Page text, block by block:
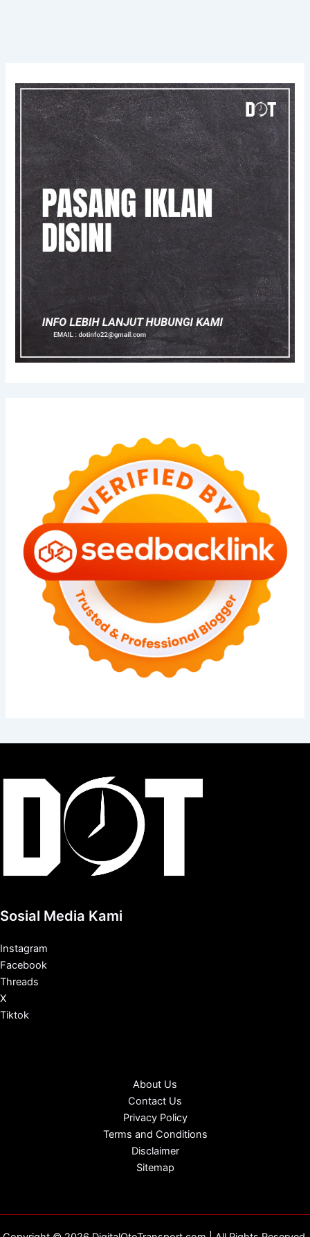
Sosial Media Kami
Instagram
Facebook
Threads
X
Tiktok
About Us
Contact Us
Privacy Policy
Terms and Conditions
Disclaimer
Sitemap